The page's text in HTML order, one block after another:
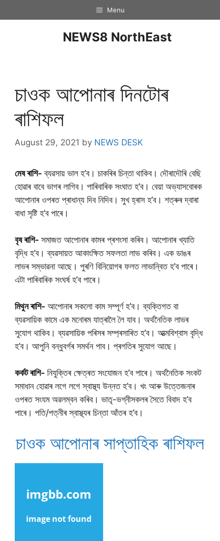
Menu
NEWS8 NorthEast
চাওক আপোনাৰ দিনটােৰ
ৰাশিফল
August 29, 2021 by NEWS DESK
মেষ ৰাশি-ব্যৱসায় ভাল হ’ব। চাকৰিৰ চিন্তা থাকিব। দৌৰাদৌৰি বেছি
হোৱাৰ বাবে ভাগৰ লাগিব। পাৰিবাৰিক সংঘাত হ’ব। বেয়া অভ্যাসবোৰক
আপোনাৰ ওপৰত প্ৰাধান্য দিব নিদিব। সুখ হ্ৰাস হ’ব। শত্ৰুৰ দ্বাৰা
বাধা সৃষ্টি হ’ব পাৰে।
বৃষ ৰাশি- সমাজত আপোনাৰ কামৰ প্ৰশংসা কৰিব। আপোনাৰ খ্যাতি
বৃদ্ধি হ’ব। ব্যৱসায়ত আকাংক্ষিত সফলতা লাভ কৰিব। এক ডাঙৰ
লাভৰ সম্ভাৱনা আছে। পুৰণি বিনিয়োগৰ ফলত লাভান্বিত হ’ব পাৰে।
এটা পাৰিবাৰিক সংঘৰ্ষ হ’ব পাৰে।
মিথুন ৰাশি- আপোনাৰ সকলো কাম সম্পূৰ্ণ হ’ব। ব্যক্তিগত বা
ব্যৱসায়িক কামে এক মনোৰম যাত্ৰালৈ লৈ যাব। অৰ্থনৈতিক লাভৰ
সুযোগ থাকিব। ব্যৱসায়িক পৰিসৰ সম্প্ৰসাৰিত হ’ব। আত্মবিশ্বাস বৃদ্ধি
হ’ব। আপুনি বন্ধুবৰ্গৰ সমৰ্থন পাব। প্ৰগতিৰ সুযোগ আছে।
কৰ্কট ৰাশি- নিযুক্তিৰ ক্ষেত্ৰত সংযোজন হ’ব পাৰে। অৰ্থনৈতিক সংকট
সমাধান হোৱাৰ লগে লগে স্বাস্থ্য উন্নত হ’ব। খং আৰু উত্তেজনাৰ
ওপৰত সংযম অৱলম্বন কৰিব। ভাতৃ-ভগ্নীসকলৰ সৈতে বিবাদ হ’ব
পাৰে। পতি/পত্নীৰ স্বাস্থ্যৰ চিন্তা আঁতৰ হ’ব।
চাওক আপােনাৰ সাপ্তাহিক ৰাশিফল